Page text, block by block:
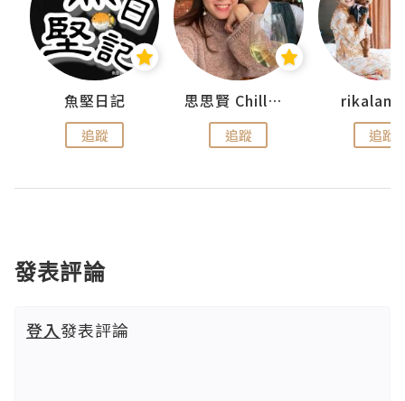
魚堅日記
追蹤
思思賢 ChillMyBabe
追蹤 追蹤
發表評論
登入發表評論